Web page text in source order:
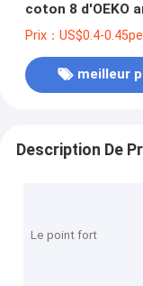
coton 8 d'OEKO
largeur
Prix：US$0.4-
meilleur
Description De
Le point fort